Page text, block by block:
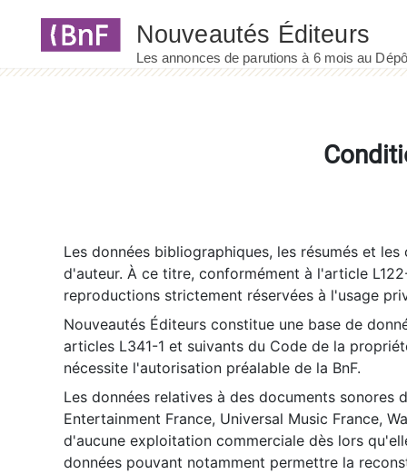
Les données bibliographiques, les résumés et
d'auteur. À ce titre, conformément à l'article
reproductions strictement réservées à l'usage
Nouveautés Éditeurs constitue une base de
articles L341-1 et suivants du Code de la
nécessite l'autorisation préalable de la BnF.
Les données relatives à des documents sonores
Entertainment France, Universal Music France,
d'aucune exploitation commerciale dès lors
données pouvant notamment permettre la